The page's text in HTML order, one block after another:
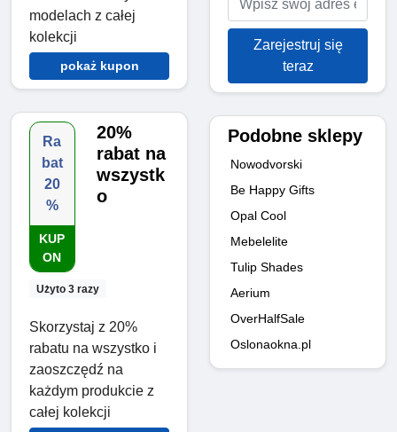
modelach z całej
kolekcji
pokaż kupon
Ra
bat
20
%
KUP
ON
Użyto 3 razy
20%
rabat na
wszystk
o
Skorzystaj z 20%
rabatu na wszystko i
zaoszczędź na
każdym produkcie z
całej kolekcji
Zarejestruj się
teraz
Podobne sklepy
Nowodvorski
Be Happy Gifts
Opal Cool
Mebelelite
Tulip Shades
Aerium
OverHalfSale
Oslonaokna.pl